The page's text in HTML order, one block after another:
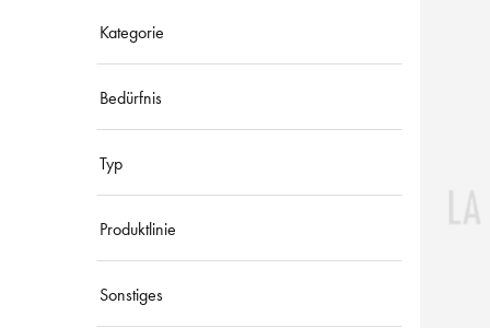
Kategorie
Bedürfnis
Typ
Produktlinie
Sonstiges